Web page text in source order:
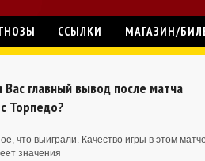
ССЫЛКИ МАГАЗИН/
Вас главный вывод после матча
Торпедо?
что выиграли. Качество игры в этом матче
значения